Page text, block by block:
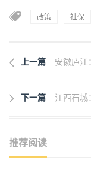
政策 社保
上一篇 安徽庐江
下一篇 江西石城
推荐阅读